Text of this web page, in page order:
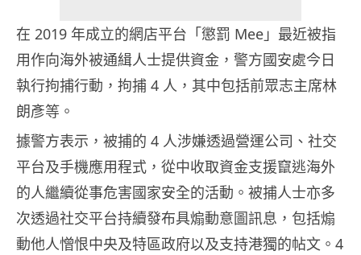
在 2019 年成立的網店平台「懲罰 Mee」最近被指
用作向海外被通緝人士提供資金，警方國安處今日
執行拘捕行動，拘捕 4 人，其中包括前眾志主席林
朗彥等。
據警方表示，被捕的 4 人涉嫌透過營運公司、社交
平台及手機應用程式，從中收取資金支援竄逃海外
的人繼續從事危害國家安全的活動。被捕人士亦多
次透過社交平台持續發布具煽動意圖訊息，包括煽
動他人憎恨中央及特區政府以及支持港獨的帖文。4